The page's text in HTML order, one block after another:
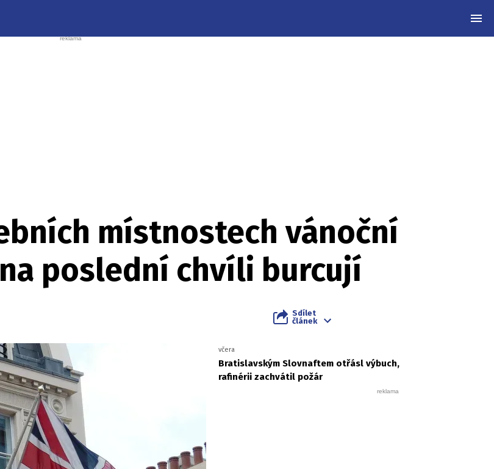
místnostech vánoční
poslední chvíli burcují
Sdílet
článek
včera
Bratislavským Slovnaftem otřásl výbuch,
rafinérii zachvátil požár